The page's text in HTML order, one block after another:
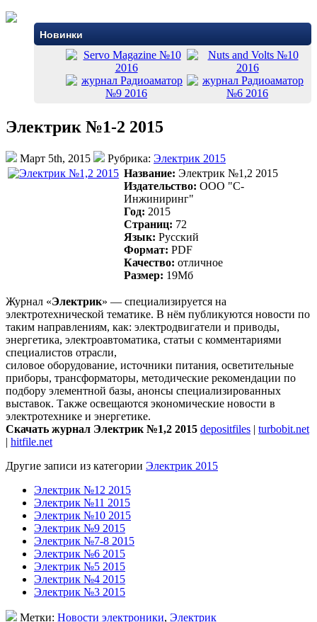
Новинки
Электрик №1-2 2015
Март 5th, 2015 Рубрика: Электрик 2015
Название: Электрик №1,2 2015
Издательство: ООО "С-
Инжиниринг"
Год: 2015
Страниц: 72
Язык: Русский
Формат: PDF
Качество: отличное
Размер: 19Mб
Журнал «Электрик» — специализируется на
электротехнической тематике. В нём публикуются новости по
таким направлениям, как: электродвигатели и приводы,
энергетика, электроавтоматика, статьи с комментариями
специалистов отрасли,
силовое оборудование, источники питания, осветительные
приборы, трансформаторы, методические рекомендации по
подбору элементной базы, анонсы специализированных
выставок. Также освещаются экономические новости в
электротехнике и энергетике.
Скачать журнал Электрик №1,2 2015 depositfiles | turbobit.net
| hitfile.net
Другие записи из категории Электрик 2015
Электрик №12 2015
Электрик №11 2015
Электрик №10 2015
Электрик №9 2015
Электрик №7-8 2015
Электрик №6 2015
Электрик №5 2015
Электрик №4 2015
Электрик №3 2015
Метки: Новости электроники, Электрик